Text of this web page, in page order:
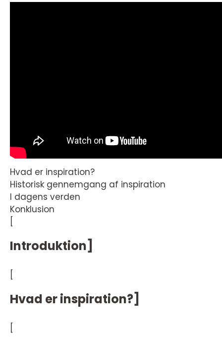
Hvad er inspiration?
Historisk gennemgang af inspiration
I dagens verden
Konklusion
Introduktion]
Hvad er inspiration?]